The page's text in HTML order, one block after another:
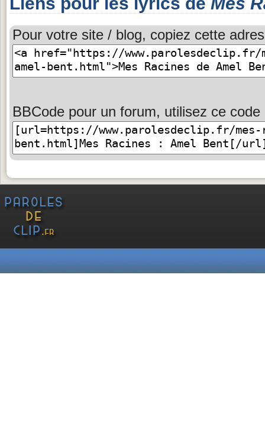
Pour votre site / blog, copiez cette
BBCode pour un forum, utilisez ce code